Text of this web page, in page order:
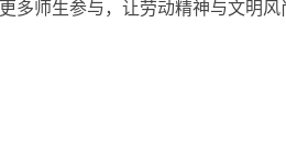
多师生参与，让劳动精神与文明风